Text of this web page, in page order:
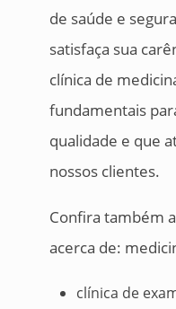
de saúde e
satisfaça sua
clínica de
fundamentais
qualidade e que
nossos clientes.
Confira também
acerca de:
clínica de